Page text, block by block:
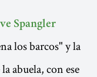
Spangler
los barcos" y la
abuela, con ese